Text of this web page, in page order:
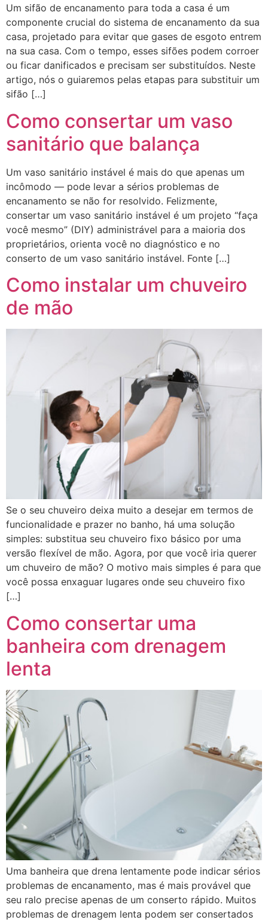
Um sifão de encanamento para toda a casa é um
componente crucial do sistema de encanamento da sua
casa, projetado para evitar que gases de esgoto entrem
na sua casa. Com o tempo, esses sifões podem corroer
ou ficar danificados e precisam ser substituídos. Neste
artigo, nós o guiaremos pelas etapas para substituir um
sifão […]
Como consertar um vaso
sanitário que balança
Um vaso sanitário instável é mais do que apenas um
incômodo — pode levar a sérios problemas de
encanamento se não for resolvido. Felizmente,
consertar um vaso sanitário instável é um projeto “faça
você mesmo” (DIY) administrável para a maioria dos
proprietários, orienta você no diagnóstico e no
conserto de um vaso sanitário instável. Fonte […]
Como instalar um chuveiro
de mão
Se o seu chuveiro deixa muito a desejar em termos de
funcionalidade e prazer no banho, há uma solução
simples: substitua seu chuveiro fixo básico por uma
versão flexível de mão. Agora, por que você iria querer
um chuveiro de mão? O motivo mais simples é para que
você possa enxaguar lugares onde seu chuveiro fixo
[…]
Como consertar uma
banheira com drenagem
lenta
Uma banheira que drena lentamente pode indicar sérios
problemas de encanamento, mas é mais provável que
seu ralo precise apenas de um conserto rápido. Muitos
problemas de drenagem lenta podem ser consertados